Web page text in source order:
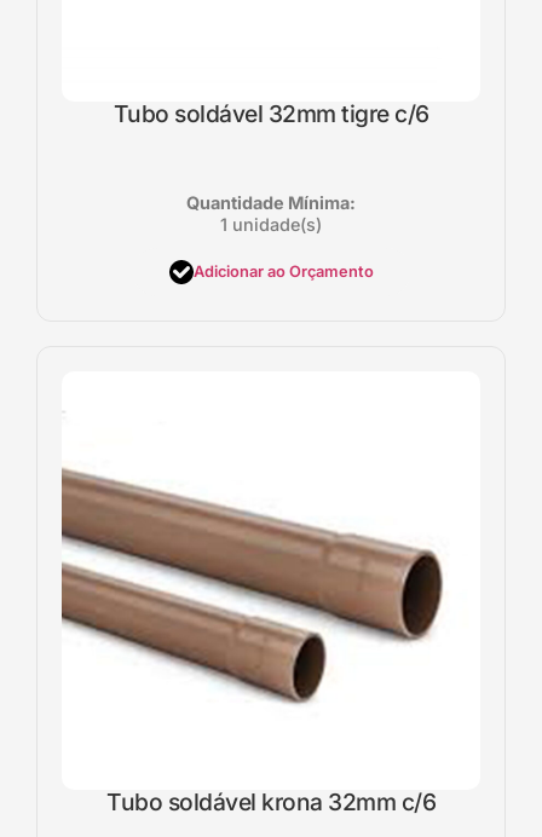
Tubo soldável 32mm tigre c/6
Quantidade Mínima:
1 unidade(s)
Adicionar ao Orçamento
Tubo soldável krona 32mm c/6